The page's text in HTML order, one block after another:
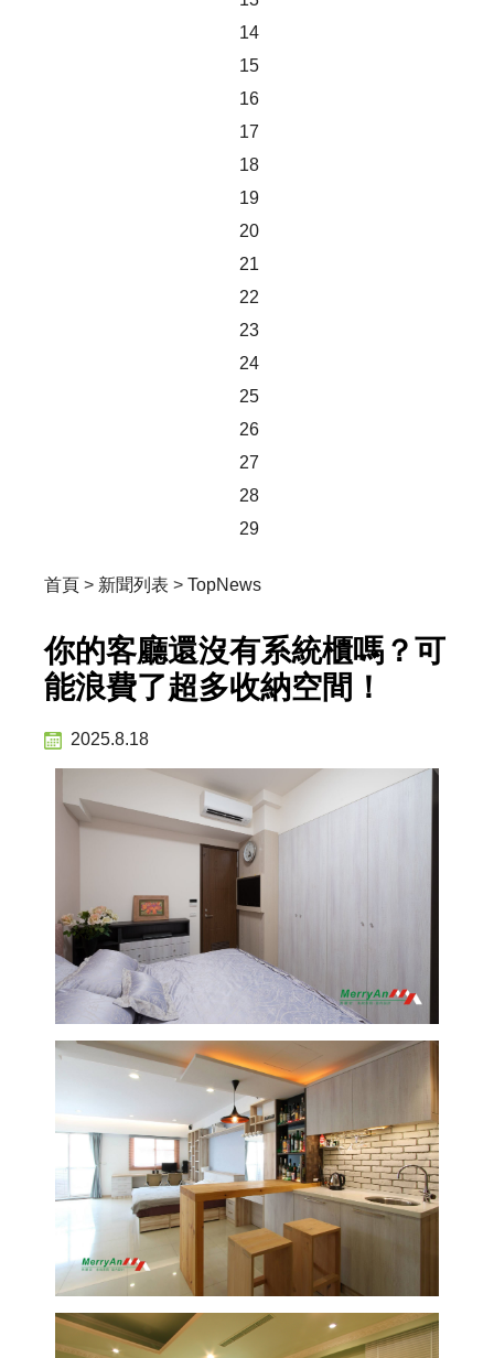
14
15
16
17
18
19
20
21
22
23
24
25
26
27
28
29
首頁 > 新聞列表 > TopNews
你的客廳還沒有系統櫃嗎？可
能浪費了超多收納空間！
2025.8.18